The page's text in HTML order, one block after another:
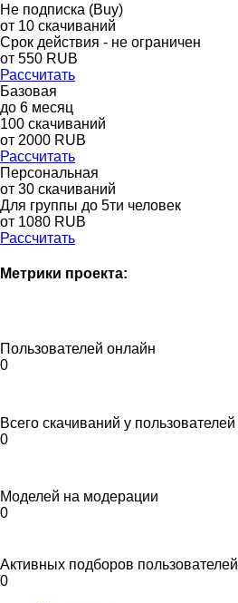
Не подписка (Buy)
от 10 скачиваний
Срок действия - не ограничен
от 550 RUB
Рассчитать
Базовая
до 6 месяц
100 скачиваний
от 2000 RUB
Рассчитать
Персональная
от 30 скачиваний
Для группы до 5ти человек
от 1080 RUB
Рассчитать
Метрики проекта:
Пользователей онлайн
0
Всего скачиваний у пользователей
0
Моделей на модерации
0
Активных подборов пользователей
0